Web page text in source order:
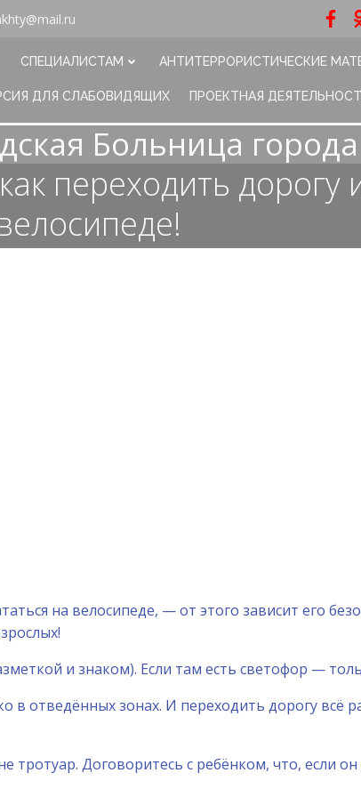
СПЕЦИАЛИСТАМ АНТИТЕРРОРИСТИЧЕСКИЕ
ДЛЯ СЛАБОВИДЯЩИХ ПРОЕКТНАЯ
Больница
переходить дорогу
на велосипеде, — от этого зависит его
и знаком). Если там есть светофор —
в отведённых зонах. И переходить дорогу всё
тротуар. Договоритесь с ребёнком, что, если